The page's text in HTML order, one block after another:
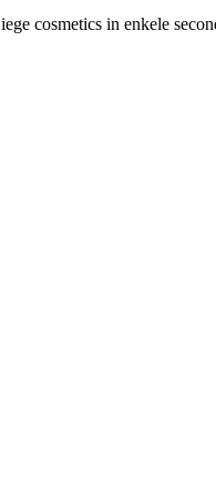
cosmetics in enkele